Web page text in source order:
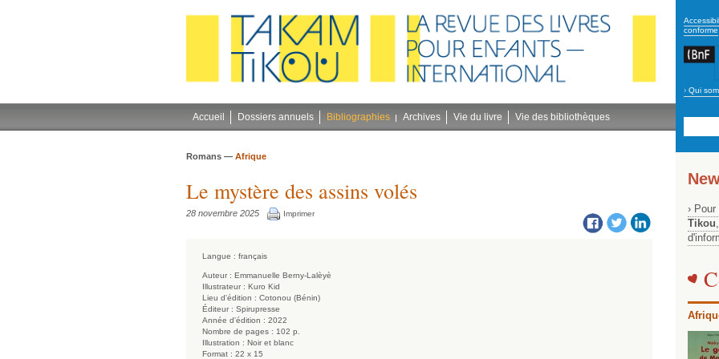
conforme
› Qui
Accueil Dossiers annuels Bibliographies Archives Vie du livre Vie des bibliothèques
Romans — Afrique
Le mystère des assins volés
28 novembre 2025 Imprimer
Langue : français
Auteur : Emmanuelle Berny-Lalèyè
Illustrateur : Kuro Kid
Lieu d'édition : Cotonou (Bénin)
Éditeur : Spirupresse
Année d'édition : 2022
Nombre de pages : 102 p.
Illustration : Noir et blanc
Format : 22 x 15
›
Tikou